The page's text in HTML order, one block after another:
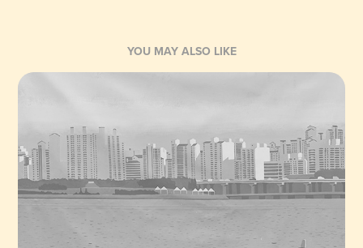
YOU MAY ALSO LIKE